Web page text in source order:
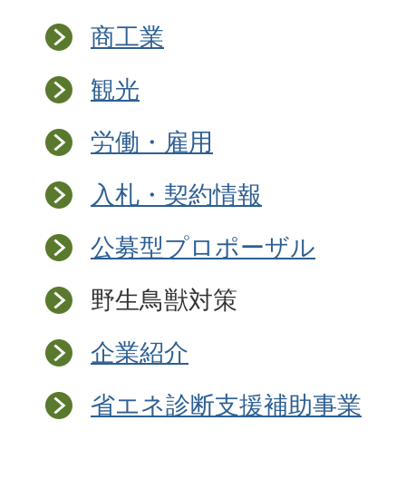
商工業
観光
労働・雇用
入札・契約情報
公募型プロポーザル
野生鳥獣対策
企業紹介
省エネ診断支援補助事業